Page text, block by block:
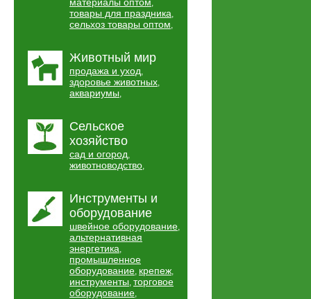
,
товары для праздника,
сельхоз товары оптом,
Животный мир
продажа и уход,
здоровье животных,
аквариумы,
Сельское
хозяйство
сад и огород,
животноводство,
Инструменты и
оборудование
швейное оборудование,
альтернативная
энергетика,
промышленное
оборудование, крепеж,
инструменты, торговое
оборудование,